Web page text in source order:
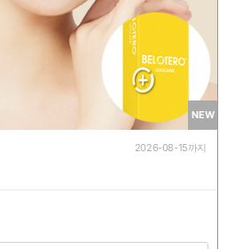
NEW
2026-08-15까지